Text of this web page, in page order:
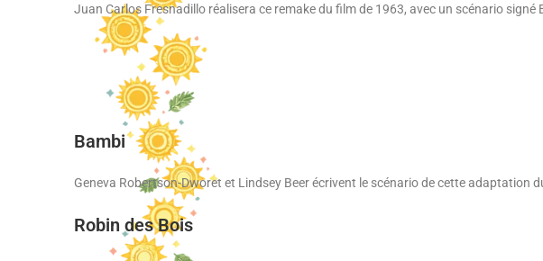
Juan Carlos Fresnadillo réalisera ce remake du film de 1963, avec un scénario signé
Bambi
Geneva Robertson-Dworet et Lindsey Beer écrivent le scénario de cette adaptation
Robin des Bois